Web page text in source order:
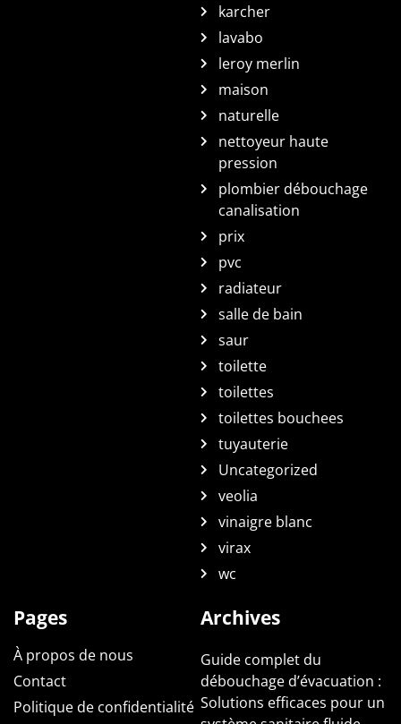
karcher
lavabo
leroy merlin
maison
naturelle
nettoyeur haute
pression
plombier débouchage
canalisation
prix
pvc
radiateur
salle de bain
saur
toilette
toilettes
toilettes bouchees
tuyauterie
Uncategorized
veolia
vinaigre blanc
virax
wc
Pages
À propos de nous
Contact
Politique de confidentialité
Archives
Guide complet du
débouchage d’évacuation :
Solutions efficaces pour un